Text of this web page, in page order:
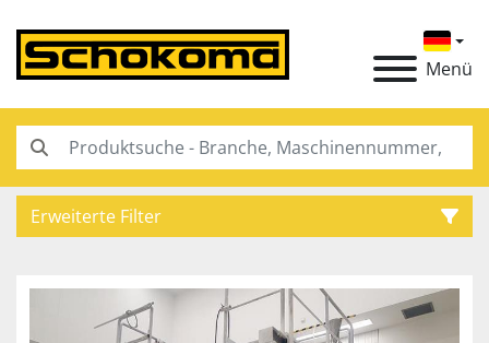
Menü
Erweiterte Filter